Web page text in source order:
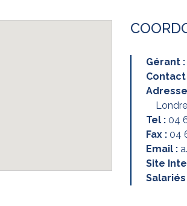
Gérant :
Contact
Tel : 04
Fax : 04
Email :
Site
Salariés